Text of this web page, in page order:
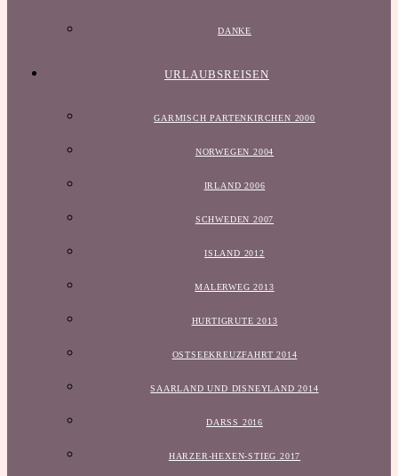
DANKE
URLAUBSREISEN
GARMISCH PARTENKIRCHEN 2000
NORWEGEN 2004
IRLAND 2006
SCHWEDEN 2007
ISLAND 2012
MALERWEG 2013
HURTIGRUTE 2013
OSTSEEKREUZFAHRT 2014
SAARLAND UND DISNEYLAND 2014
DARSS 2016
HARZER-HEXEN-STIEG 2017